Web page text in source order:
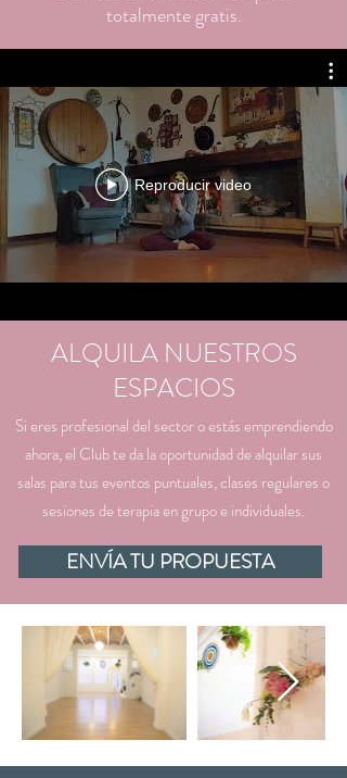
totalmente gratis.
Reproducir video
ALQUILA NUESTROS
ESPACIOS
​Si eres profesional del sector o estás emprendiendo
ahora, el Club te da la oportunidad de alquilar sus
salas para tus eventos puntuales, clases regulares o
sesiones de terapia en grupo e individuales.
ENVÍA TU PROPUESTA